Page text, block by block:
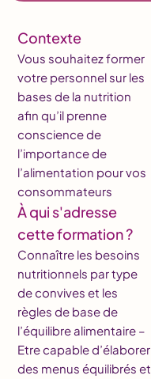
Contexte
Vous souhaitez former
votre personnel sur les
bases de la nutrition
afin qu’il prenne
conscience de
l’importance de
l’alimentation pour vos
consommateurs
À qui s'adresse
cette formation ?
Connaître les besoins
nutritionnels par type
de convives et les
règles de base de
l’équilibre alimentaire –
Etre capable d’élaborer
des menus équilibrés et